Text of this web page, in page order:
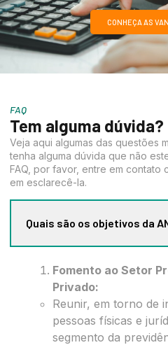
CONHEÇA AS
FAQ
Tem alguma dúvida?
Veja aqui algumas das questões
tenha alguma dúvida que não
FAQ, por favor, entre em contato
em esclarecê-la.
Quais são os objetivos da
Fomento ao Setor
Privado:
Reunir, em torno de
pessoas físicas e
segmento da